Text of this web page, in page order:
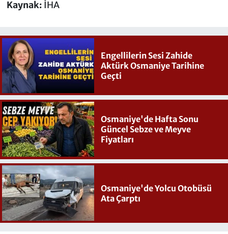
Kaynak: İHA
Engellilerin Sesi Zahide
Aktürk Osmaniye Tarihine
Geçti
Osmaniye'de Hafta Sonu
Güncel Sebze ve Meyve
Fiyatları
Osmaniye'de Yolcu Otobüsü
Ata Çarptı